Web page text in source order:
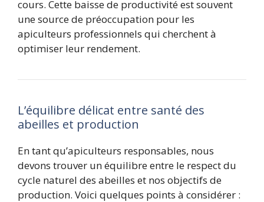
cours. Cette baisse de productivité est souvent
une source de préoccupation pour les
apiculteurs professionnels qui cherchent à
optimiser leur rendement.
L’équilibre délicat entre santé des
abeilles et production
En tant qu’apiculteurs responsables, nous
devons trouver un équilibre entre le respect du
cycle naturel des abeilles et nos objectifs de
production. Voici quelques points à considérer :